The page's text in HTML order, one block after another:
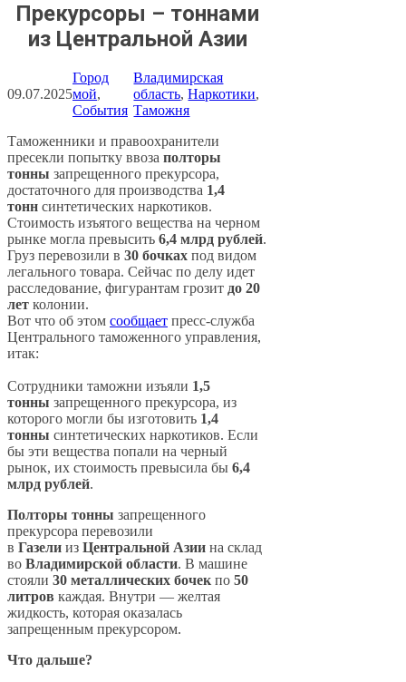
Прекурсоры – тоннами
из Центральной Азии
09.07.2025
Город
мой
События
Владимирская
область, Наркотики
Таможня
Таможенники и правоохранители
пресекли попытку ввоза полторы
тонны запрещенного прекурсора,
достаточного для производства 1,4
тонн синтетических наркотиков.
Стоимость изъятого вещества на черном
рынке могла превысить 6,4 млрд рублей.
Груз перевозили в 30 бочках под видом
легального товара. Сейчас по делу идет
расследование, фигурантам грозит до 20
лет колонии.
Вот что об этом сообщает пресс-служба
Центрального таможенного управления,
итак:
Сотрудники таможни изъяли 1,5
тонны запрещенного прекурсора, из
которого могли бы изготовить 1,4
тонны синтетических наркотиков. Если
бы эти вещества попали на черный
рынок, их стоимость превысила бы 6,4
млрд рублей.
Полторы тонны запрещенного
прекурсора перевозили
в Газели из Центральной Азии на склад
во Владимирской области. В машине
стояли 30 металлических бочек по 50
литров каждая. Внутри — желтая
жидкость, которая оказалась
запрещенным прекурсором.
Что дальше?